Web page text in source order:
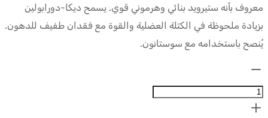
معروف بأنه ستيرويد بنائي وهرموني قوي. يسمح ديكا-دورابولين
بزيادة ملحوظة في الكتلة العضلية والقوة مع فقدان طفيف للدهون.
يُنصح باستخدامه مع سوستانون.
Deca